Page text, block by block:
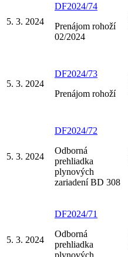
5. 3. 2024
DF2024/74
Prenájom rohoží
02/2024
5. 3. 2024
DF2024/73
Prenájom rohoží
5. 3. 2024
DF2024/72
Odborná
prehliadka
plynových
zariadení BD 308
5. 3. 2024
DF2024/71
Odborná
prehliadka
plynových